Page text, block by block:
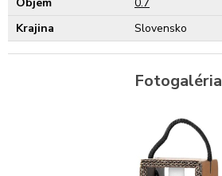
Krajina
Slovensko
Fotogaléria